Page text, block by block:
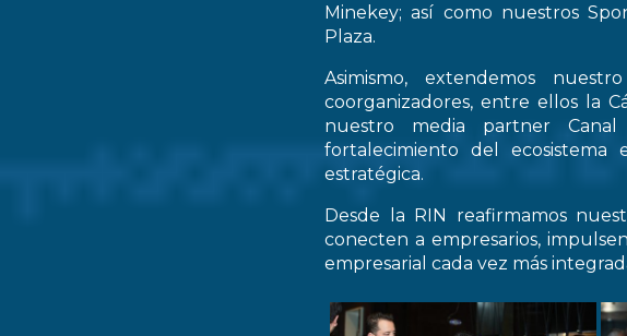
Minekey; así como nuestros
Plaza.
Asimismo, extendemos
coorganizadores, entre ellos la
nuestro media partner
fortalecimiento del ecosistema
estratégica.
Desde la RIN reafirmamos
conecten a empresarios,
empresarial cada vez más